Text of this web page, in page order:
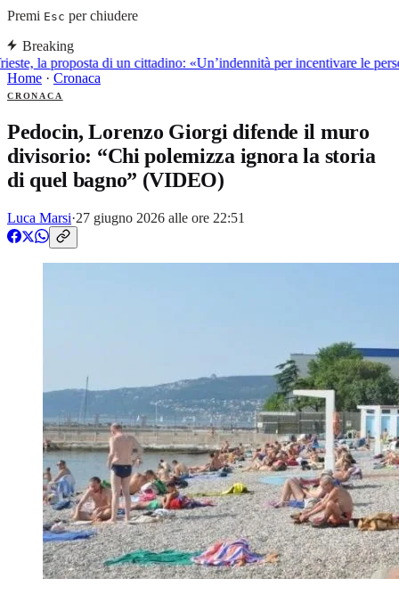
Premi Esc per chiudere
Breaking
la proposta di un cittadino: «Un’indennità per incentivare le
Home · Cronaca
CRONACA
Pedocin, Lorenzo Giorgi difende il muro
divisorio: “Chi polemizza ignora la storia
di quel bagno” (VIDEO)
Luca Marsi·27 giugno 2026 alle ore 22:51